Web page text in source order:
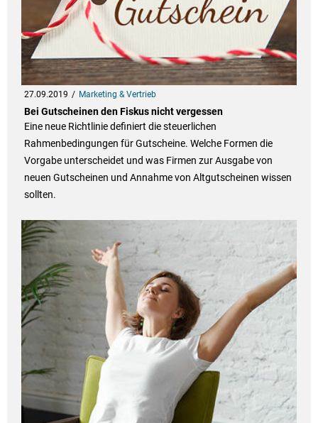
27.09.2019 Marketing & Vertrieb
Bei Gutscheinen den Fiskus nicht vergessen
Eine neue Richtlinie definiert die steuerlichen
Rahmenbedingungen für Gutscheine. Welche Formen die
Vorgabe unterscheidet und was Firmen zur Ausgabe von
neuen Gutscheinen und Annahme von Altgutscheinen wissen
sollten.